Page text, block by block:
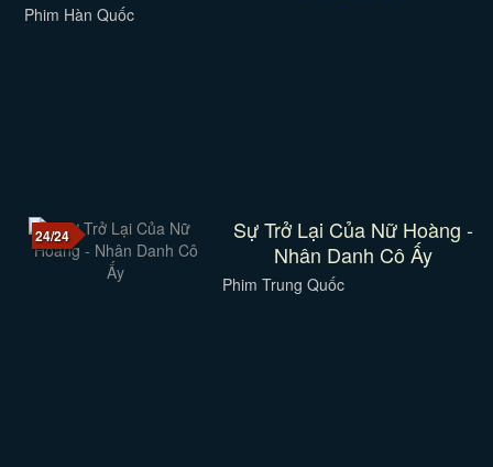
Phim Hàn Quốc
24/24
Sự Trở Lại Của Nữ Hoàng -
Nhân Danh Cô Ấy
Phim Trung Quốc